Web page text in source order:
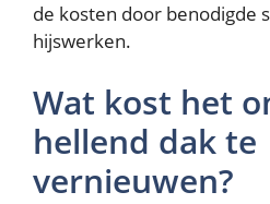
de kosten door benodigde
hijswerken.
Wat kost het
hellend dak te
vernieuwen?